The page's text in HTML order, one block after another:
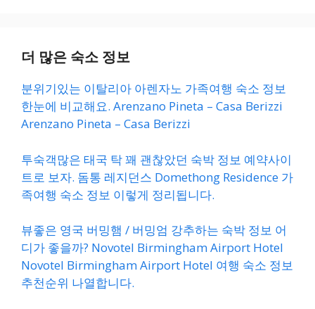
더 많은 숙소 정보
분위기있는 이탈리아 아렌자노 가족여행 숙소 정보
한눈에 비교해요. Arenzano Pineta – Casa Berizzi
Arenzano Pineta – Casa Berizzi
투숙객많은 태국 탁 꽤 괜찮았던 숙박 정보 예약사이
트로 보자. 돔통 레지던스 Domethong Residence 가
족여행 숙소 정보 이렇게 정리됩니다.
뷰좋은 영국 버밍햄 / 버밍엄 강추하는 숙박 정보 어
디가 좋을까? Novotel Birmingham Airport Hotel
Novotel Birmingham Airport Hotel 여행 숙소 정보
추천순위 나열합니다.